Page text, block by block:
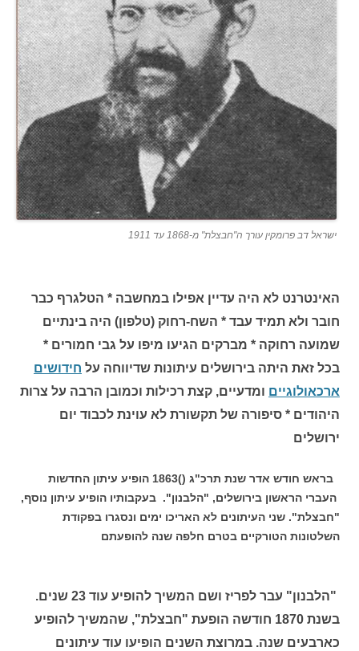
ישראל דב פרומקין עורך ה"חבצלת" מ-1868 עד 1911
האינטרנט לא היה עדיין אפילו במחשבה * הטלגרף כבר
חובר ולא תמיד עבד * השח-רחוק (טלפון) היה בינתיים
שמועה רחוקה * מברקים הגיעו מיפו על גבי חמורים *
בכל זאת היתה בירושלים עיתונות שדיווחה על חידושים
ארכאולוגיים ומדעיים, קצת רכילות וכמובן הרבה על צרות
היהודים * סיפורה של תקשורת לא עוינת לכבוד יום
ירושלים
בראש חודש אדר שנת תרכ"ג ()1863 הופיע עיתון החדשות
העברי הראשון בירושלים, "הלבנון". בעקבותיו הופיע עיתון נוסף,
"חבצלת". שני העיתונים לא האריכו ימים ונסגרו בפקודת
השלטונות הטורקיים בטרם חלפה שנה להופעתם
"הלבנון" עבר לפריז ושם המשיך להופיע עוד 23 שנים.
בשנת 1870 חודשה הופעת "חבצלת", שהמשיך להופיע
כארבעים שנה. במרוצת השנים הופיעו עוד עיתונים